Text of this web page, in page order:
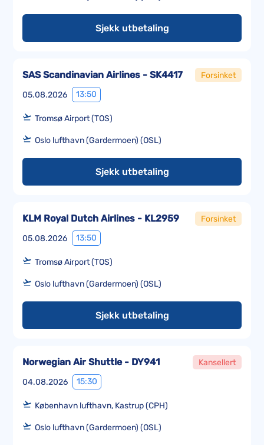
Sjekk utbetaling
05.08.2026 13:50
SAS Scandinavian Airlines - SK4417 Forsinket
Tromsø Airport (TOS)
Oslo lufthavn (Gardermoen) (OSL)
Sjekk utbetaling
05.08.2026 13:50
KLM Royal Dutch Airlines - KL2959 Forsinket
Tromsø Airport (TOS)
Oslo lufthavn (Gardermoen) (OSL)
Sjekk utbetaling
04.08.2026 15:30
Norwegian Air Shuttle - DY941 Kansellert
København lufthavn, Kastrup (CPH)
Oslo lufthavn (Gardermoen) (OSL)